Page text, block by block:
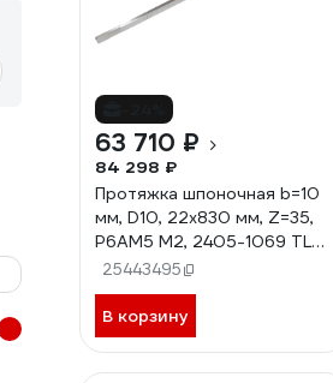
63 710 ₽
84 298 ₽
Протяжка шпоночная b=10
мм, D10, 22x830 мм, Z=35,
Р6АМ5 М2, 2405-1069 TLX
70627
25443495
В корзину